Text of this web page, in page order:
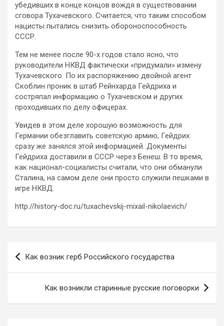
убедивших в конце концов вождя в существовании
сговора Тухачевского. Считается, что таким способом
нацисты пытались снизить обороноспособность
СССР.
Тем не менее после 90-х годов стало ясно, что
руководители НКВД фактически «придумали» измену
Тухачевского. По их распоряжению двойной агент
Скоблин проник в штаб Рейнхарда Гейдриха и
состряпал информацию о Тухачевском и других
проходивших по делу офицерах.
Увидев в этом деле хорошую возможность для
Германии обезглавить советскую армию, Гейдрих
сразу же занялся этой информацией. Документы
Гейдриха доставили в СССР через Бенеш. В то время,
как национал-социалисты считали, что они обманули
Сталина, на самом деле они просто служили пешками в
игре НКВД.
http://history-doc.ru/tuxachevskij-mixail-nikolaevich/
Навигация
по
записям
Как возник герб Российского государства
Как возникли старинные русские поговорки